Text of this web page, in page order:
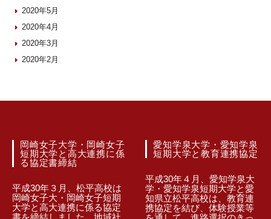
2020年5月
2020年4月
2020年3月
2020年2月
岡崎女子大学・岡崎女子
短期大学と高大連携に係
る協定書締結
平成30年３月、松平高校は
岡崎女子大・岡崎女子短期
大学と高大連携に係る協定
愛知学泉大学・愛知学泉
短期大学と教育連携協定
平成30年４月、愛知学泉大
学・愛知学泉短期大学と愛
知県立松平高校は、教育連
携協定を結び、体験授業等